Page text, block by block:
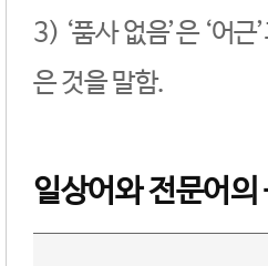
3) ‘품사 없음’은 ‘어
은 것을 말함.
일상어와 전문어의